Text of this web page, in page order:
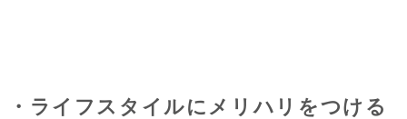
・ライフスタイルにメリハリをつける